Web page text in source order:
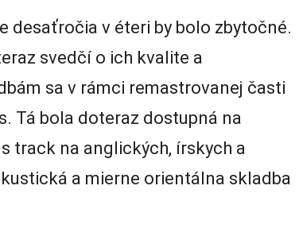
desaťročia v éteri by bolo zbytočné.
svedčí o ich kvalite a
sa v rámci remastrovanej časti
Tá bola doteraz dostupná na
track na anglických, írskych a
a mierne orientálna skladba